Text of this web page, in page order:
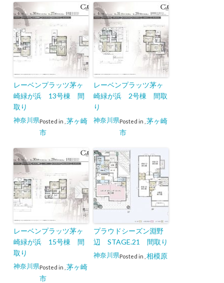
レーベンプラッツ茅ヶ
崎緑が浜 13号棟 間
取り
Posted in
神奈川県
茅ヶ崎
市
レーベンプラッツ茅ヶ
崎緑が浜 2号棟 間取
り
Posted in
神奈川県
茅ヶ崎
市
レーベンプラッツ茅ヶ
崎緑が浜 15号棟 間
取り
Posted in
神奈川県
茅ヶ崎
市
プラウドシーズン淵野
辺 STAGE.21 間取り
Posted in
神奈川県 相模原